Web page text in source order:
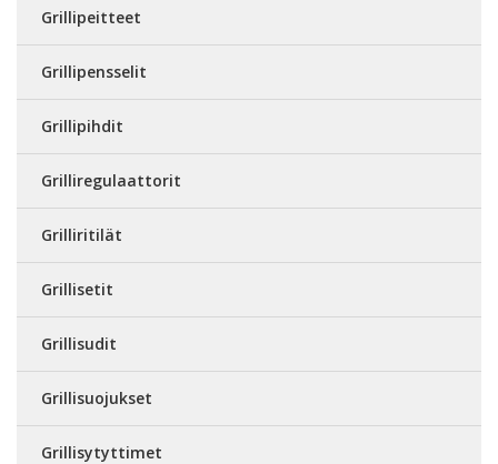
Grillipeitteet
Grillipensselit
Grillipihdit
Grilliregulaattorit
Grilliritilät
Grillisetit
Grillisudit
Grillisuojukset
Grillisytyttimet